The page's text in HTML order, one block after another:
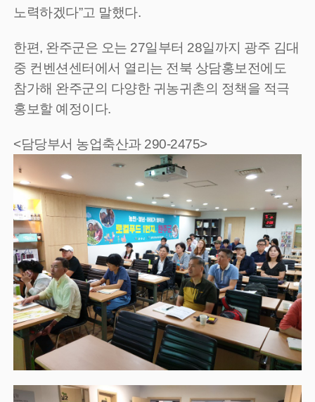
노력하겠다”고 말했다.
한편, 완주군은 오는 27일부터 28일까지 광주 김대
중 컨벤션센터에서 열리는 전북 상담홍보전에도
참가해 완주군의 다양한 귀농귀촌의 정책을 적극
홍보할 예정이다.
<담당부서 농업축산과 290-2475>